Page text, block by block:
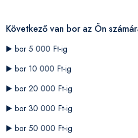
Következő van bor az Ön
▶️ bor 5 000 Ft-ig
▶️ bor 10 000 Ft-ig
▶️ bor 20 000 Ft-ig
▶️ bor 30 000 Ft-ig
▶️ bor 50 000 Ft-ig